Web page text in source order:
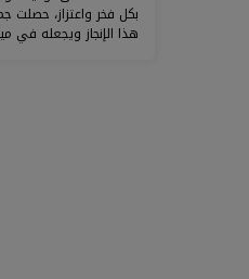
بكل فخر واعتزاز، حصلت
هذا الإنجاز ويجعله